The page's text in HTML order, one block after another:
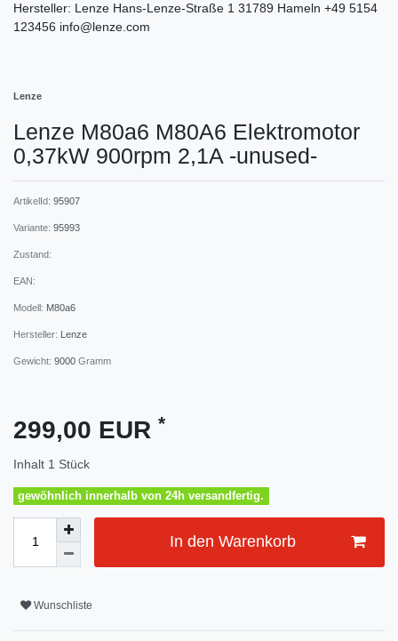
Hersteller: Lenze Hans-Lenze-Straße 1 31789 Hameln +49 5154
123456 info@lenze.com
Lenze
Lenze M80a6 M80A6 Elektromotor
0,37kW 900rpm 2,1A -unused-
ArtikelId: 95907
Variante: 95993
Zustand:
EAN:
Modell: M80a6
Hersteller: Lenze
Gewicht: 9000 Gramm
299,00 EUR *
Inhalt 1 Stück
gewöhnlich innerhalb von 24h versandfertig.
In den Warenkorb
Wunschliste